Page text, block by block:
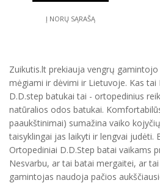
Į NORŲ SĄRAŠĄ
Zuikutis.lt prekiauja vengrų
mėgiami ir dėvimi ir Lietuvoje. Kas tai
D.D.step batukai tai - ortopedinius
natūralios odos batukai.
paaukštinimai) sumažina vaiko
taisyklingai jas laikyti ir lengvai judėti.
Ortopediniai D.D.Step batai vaikams
Nesvarbu, ar tai batai mergaitei, ar
gamintojas naudoja pačios